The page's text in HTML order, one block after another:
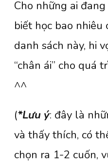
Cho những ai
biết học bao nhiêu
danh sách này, hi
“chân ái” cho quá
^^
(*Lưu ý: đây là
và thấy thích, có
chọn ra 1-2 cuốn,